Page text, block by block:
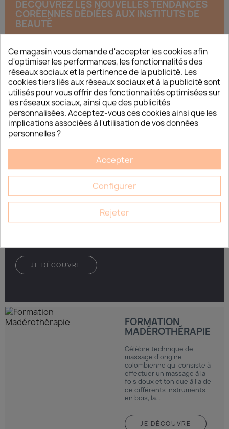
DÉCOUVREZ LES NOUVELLES TENDANCES
CORÉENNES DÉDIÉES AUX INSTITUTS DE
BEAUTÉ
de l’univers de la K-Beauty professionnelle. À travers cette
soirée découverte, venez explorer les rituels...
JE DÉCOUVRE
NOS ASTUCES POUR CRÉER DES OFFRES
IRRÉSISTIBLES POUR LA SAINT-VALENTIN !
🎉 La Saint-Valentin approche ! Et vous, prêtes à faire battre le
cœur de vos clientes ? 💖 Ah, la Saint-Valentin… Même si elle a
JE DÉCOUVRE
FORMATION
MADÉROTHÉRAPIE
Célèbre technique de
massage d’origine
colombienne qui consiste à
effectuer un massage à la
fois doux et tonique à l’aide
de différents instruments
en bois, la...
JE DÉCOUVRE
Ce magasin vous demande d'accepter les cookies afin
d'optimiser les performances, les fonctionnalités des
réseaux sociaux et la pertinence de la publicité. Les
cookies tiers liés aux réseaux sociaux et à la publicité sont
utilisés pour vous offrir des fonctionnalités optimisées sur
les réseaux sociaux, ainsi que des publicités
personnalisées. Acceptez-vous ces cookies ainsi que les
implications associées à l'utilisation de vos données
personnelles ?
Accepter
Configurer
Rejeter